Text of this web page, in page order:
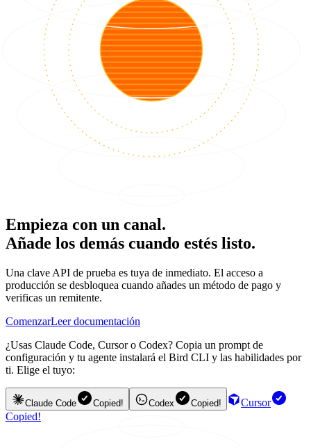
Empieza con un canal.
Añade los demás cuando estés listo.
Una clave API de prueba es tuya de inmediato. El acceso a
producción se desbloquea cuando añades un método de pago y
verificas un remitente.
ComenzarLeer documentación
¿Usas Claude Code, Cursor o Codex? Copia un prompt de
configuración y tu agente instalará el Bird CLI y las habilidades por
ti. Elige el tuyo:
Claude Code Copied! Codex Copied!
Cursor
Copied!